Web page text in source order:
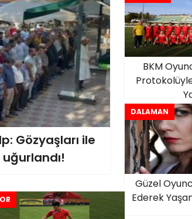
BKM
Gözyaşları ile
DALAMAN
Güzel
Ederek